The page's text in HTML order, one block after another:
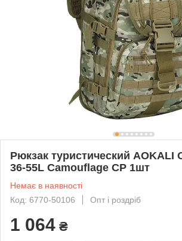
Рюкзак туристический AOKALI
36-55L Camouflage CP 1шт
Немає в наявності
Код: 6770-50106
Опт і роздріб
1 064 ₴